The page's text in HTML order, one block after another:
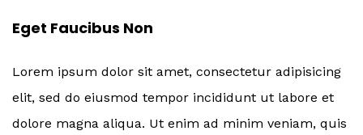
Eget Faucibus Non
Lorem ipsum dolor sit amet, consectetur adipisicing
elit, sed do eiusmod tempor incididunt ut labore et
dolore magna aliqua. Ut enim ad minim veniam, quis